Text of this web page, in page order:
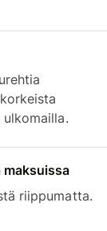
maksuissa
riippumatta.